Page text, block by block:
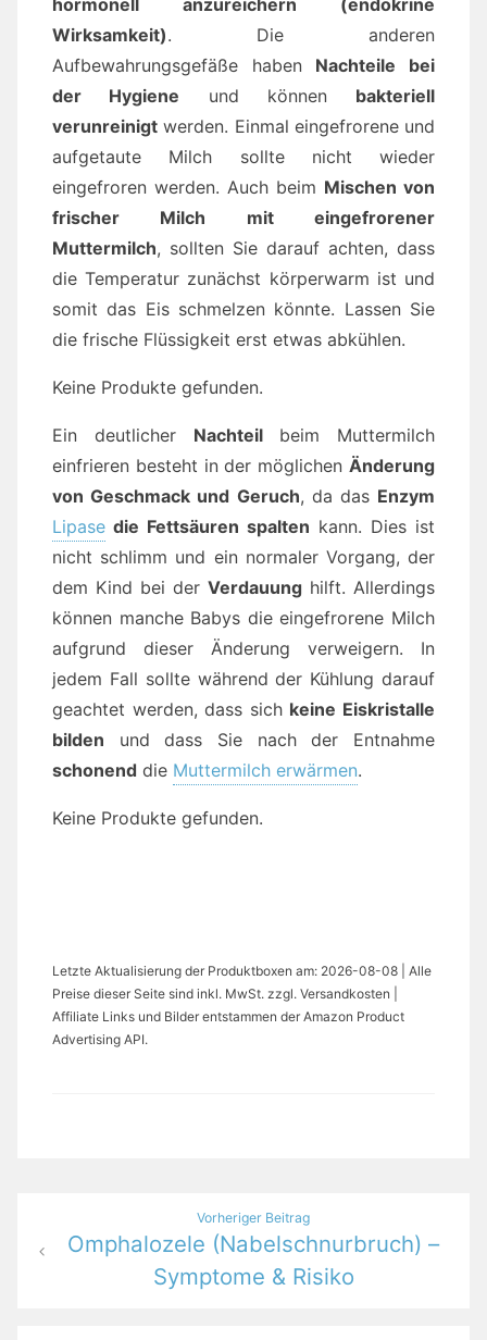
Wirksamkeit). Die anderen
Aufbewahrungsgefäße haben Nachteile bei
der Hygiene und können bakteriell
verunreinigt werden. Einmal eingefrorene und
aufgetaute Milch sollte nicht wieder
eingefroren werden. Auch beim Mischen von
frischer Milch mit eingefrorener
Muttermilch, sollten Sie darauf achten, dass
die Temperatur zunächst körperwarm ist und
somit das Eis schmelzen könnte. Lassen Sie
die frische Flüssigkeit erst etwas abkühlen.
Keine Produkte gefunden.
Ein deutlicher Nachteilbeim Muttermilch
einfrieren besteht in der möglichen Änderung
von Geschmack und Geruch, da das Enzym
Lipase die Fettsäuren spalten kann. Dies ist
nicht schlimm und ein normaler Vorgang, der
dem Kind bei der Verdauung hilft. Allerdings
können manche Babys die eingefrorene Milch
aufgrund dieser Änderung verweigern. In
jedem Fall sollte während der Kühlung darauf
geachtet werden, dass sich keine Eiskristalle
bilden und dass Sie nach der Entnahme
schonend die Muttermilch erwärmen.
Keine Produkte gefunden.
Letzte Aktualisierung der Produktboxen am: 2026-08-08 | Alle
Preise dieser Seite sind inkl. MwSt. zzgl. Versandkosten |
Affiliate Links und Bilder entstammen der Amazon Product
Advertising API.
Beitragsnavigation
Vorheriger Beitrag
Omphalozele (Nabelschnurbruch) –
Symptome & Risiko